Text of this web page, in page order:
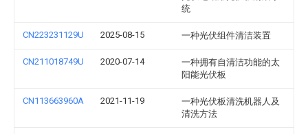
统
CN223231129U 2025-08-15 一种光伏组件清洁装置
CN211018749U 2020-07-14
一种拥有自清洁功能的太
阳能光伏板
CN113663960A 2021-11-19
一种光伏板清洗机器人及
清洗方法